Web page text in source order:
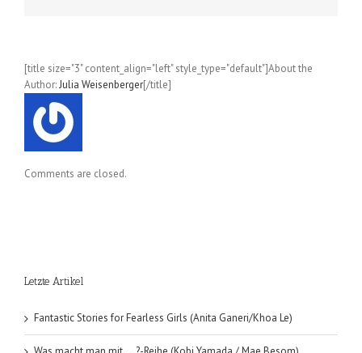
Oktober
[title size="3" content_align="left" style_type="default"]About the
Author:Julia Weisenberger[/title]
Comments are closed.
Letzte Artikel
Fantastic Stories for Fearless Girls (Anita Ganeri/Khoa Le)